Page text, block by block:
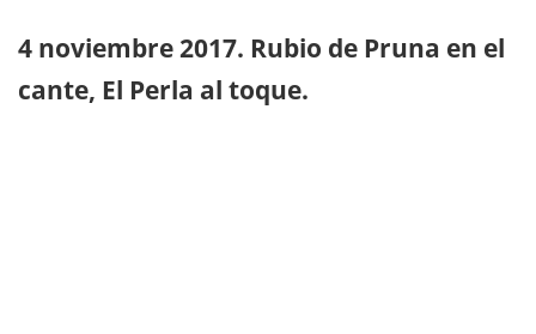
4 noviembre 2017. Rubio de Pruna en el
cante, El Perla al toque.